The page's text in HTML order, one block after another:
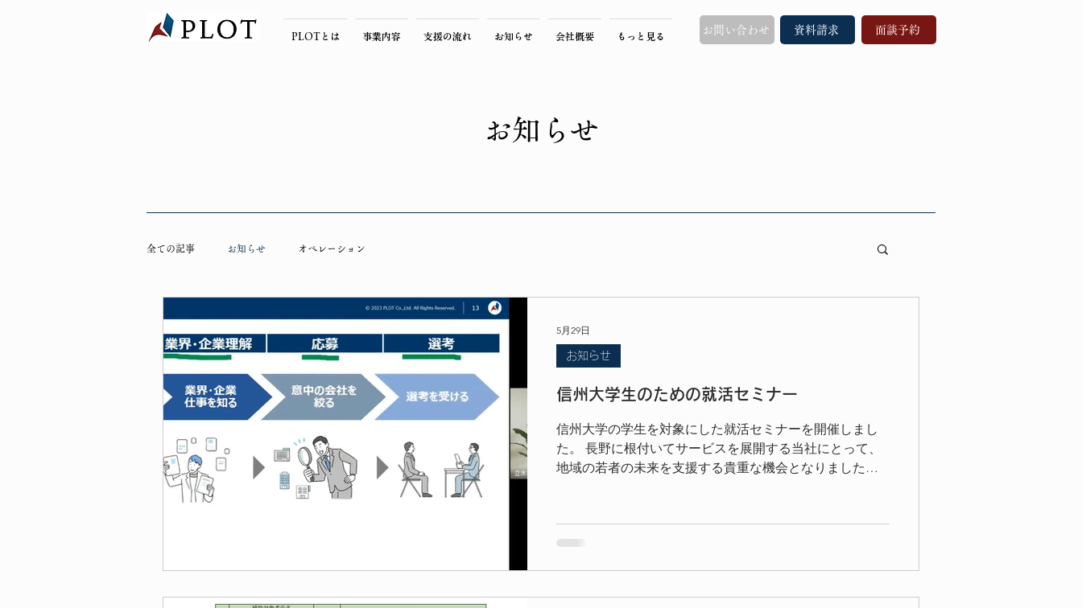
PLOTとは 事業内容 支援の流れ お知らせ 会社概要 もっと見る
お問い合わせ 資料請求 面談予約
お知らせ
全ての記事 お知らせ オペレーション
信州大学生のための就活セミナー
信州大学の学生を対象にした就活セミナーを開催しまし
た。 長野に根付いてサービスを展開する当社にとって、
地域の若者の未来を支援する貴重な機会となりました。
ディーを交えた内容で、1時間じっくりとお話ししまし
た。今回はそのセミナーのポイントと参加者の反応につ
く変わっています。従来の流れが崩れ、企業の採用活動
お知らせ
5月29日